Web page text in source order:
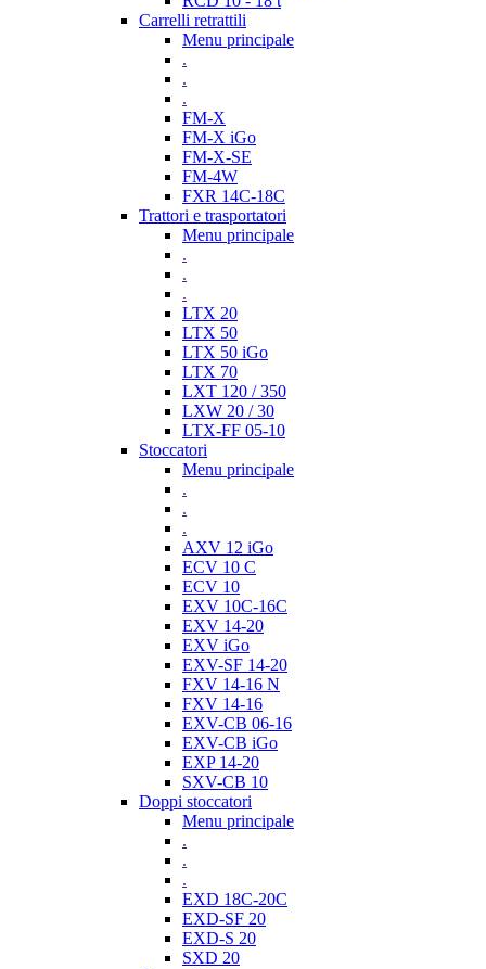
Carrelli retrattili
Menu principale
.
.
.
FM-X
FM-X iGo
FM-X-SE
FM-4W
FXR 14C-18C
Trattori e trasportatori
Menu principale
.
.
.
LTX 20
LTX 50
LTX 50 iGo
LTX 70
LXT 120 / 350
LXW 20 / 30
LTX-FF 05-10
Stoccatori
Menu principale
.
.
.
AXV 12 iGo
ECV 10 C
ECV 10
EXV 10C-16C
EXV 14-20
EXV iGo
EXV-SF 14-20
FXV 14-16 N
FXV 14-16
EXV-CB 06-16
EXV-CB iGo
EXP 14-20
SXV-CB 10
Doppi stoccatori
Menu principale
.
.
.
EXD 18C-20C
EXD-SF 20
EXD-S 20
SXD 20